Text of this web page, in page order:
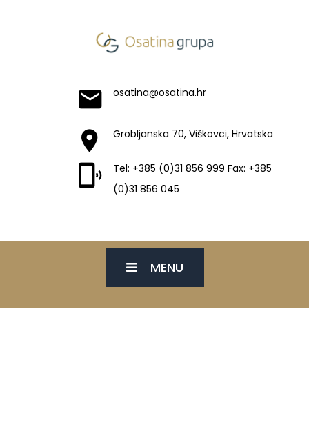
osatina@osatina.hr
Grobljanska 70, Viškovci, Hrvatska
Tel: +385 (0)31 856 999 Fax: +385
(0)31 856 045
MENU